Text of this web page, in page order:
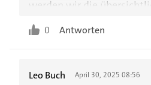
werden wir die
zusammengetragenen
diesem Jahr nutzen. Ein
0 Antworten
Leo Buch April 30, 2025 08:56